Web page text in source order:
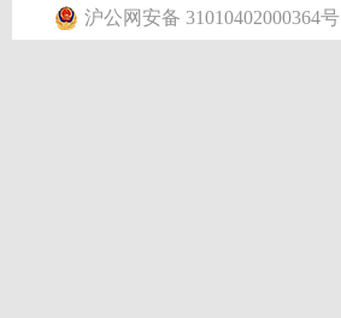
沪公网安备 31010402000364号